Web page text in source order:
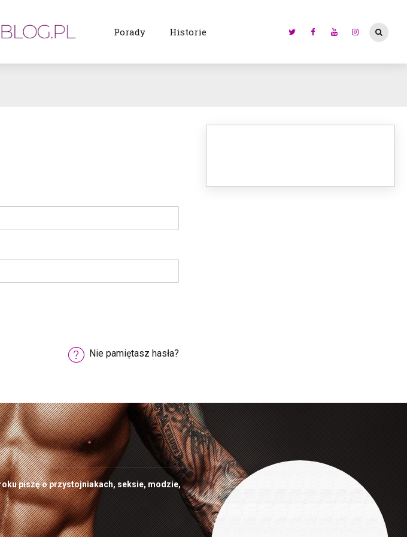
Porady Historie
Nie pamiętasz hasła?
piszę o przystojniakach, seksie, modzie,